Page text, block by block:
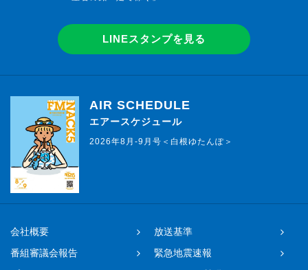
LINEスタンプを見る
AIR SCHEDULE
エアースケジュール
2026年8月-9月号＜白根ゆたんぽ＞
会社概要
放送基準
番組審議会報告
緊急地震速報